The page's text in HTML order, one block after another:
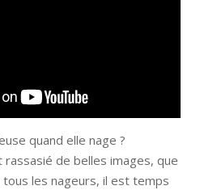
quand elle nage ?
rassasié de belles images, que
les nageurs, il est temps